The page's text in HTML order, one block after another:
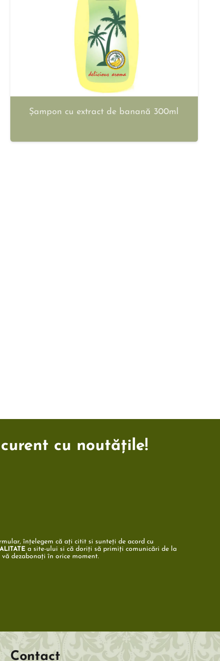
Șampon cu extract de banană 300ml
cu noutățile!
înțelegem că ați citit si sunteți de acord cu
a site-ului si că doriți să primiți comunicări de la
dezabonați în orice moment.
Contact